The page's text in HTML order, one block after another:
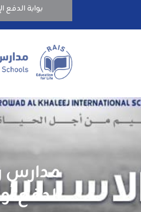
بوابة الدفع
مدارس
الدفع